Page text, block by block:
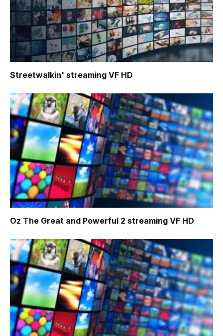
Streetwalkin' streaming VF HD
Oz The Great and Powerful 2 streaming VF HD